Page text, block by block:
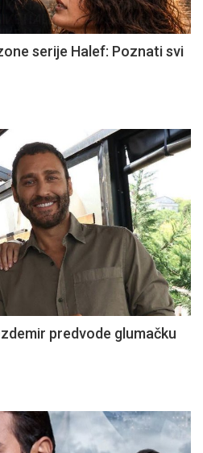
serije Halef: Poznati svi
predvode glumačku